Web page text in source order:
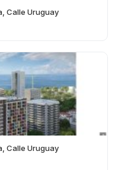
Calle Uruguay
Calle Uruguay